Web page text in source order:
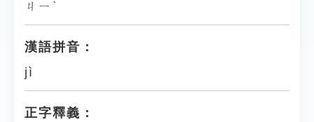
ㄐㄧˋ
漢語拼音：
jì
正字釋義：